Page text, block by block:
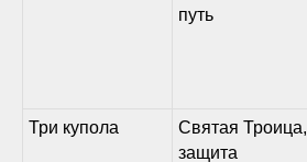
путь
Три купола
Святая Троица,
защита